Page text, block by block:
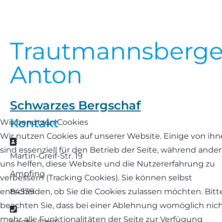
Anton
Schwarzes Bergschaf
Kontakt
Adresse
Martin-Greif-Str. 19
Ampfing
84539
Telefon
Wir benutzen Cookies
Wir nutzen Cookies auf unserer Website. Einige von
sind essenziell für den Betrieb der Seite, während
uns helfen, diese Website und die Nutzererfahrung zu
verbessern (Tracking Cookies). Sie können selbst
entscheiden, ob Sie die Cookies zulassen möchten.
beachten Sie, dass bei einer Ablehnung womöglich
mehr alle Funktionalitäten der Seite zur Verfügung
Links Züchter-Internetseiten
Preisrichter in Bayern
Futtrationsrechner
Neueinsteiger
Fachberater in Bayern
Lineare Beurteilung Zahnstellung
Erfassung der Euterreinheit
Weißes Bergschaf
Rouge de Roussillon
Schwarzes Villnösser Schaf
Scottish Blackface
Shetland
Skudde
South Down
Soayschaf